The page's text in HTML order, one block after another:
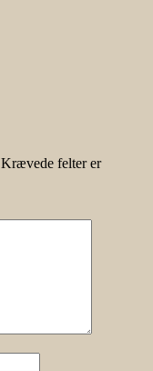
Krævede felter er